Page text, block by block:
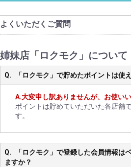
よくいただくご質問
姉妹店「ロクモク」について
「ロクモク」で貯めたポイントは使
大変申し訳ありませんが、お使い
ポイントは貯めていただいた各店舗
す。
「ロクモク」で登録した会員情報は
ますか？